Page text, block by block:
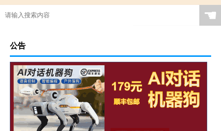
☚
公告